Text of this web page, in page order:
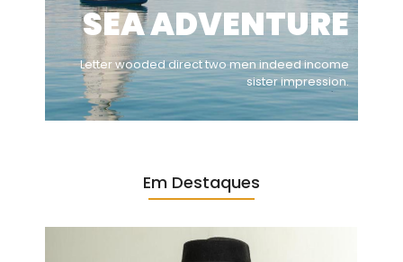
SEA ADVENTURE
Letter wooded direct two men indeed income
sister impression.
Em Destaques